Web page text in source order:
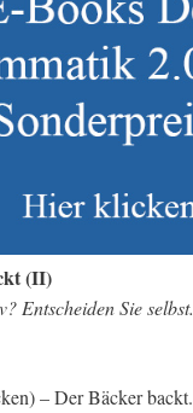
(II)
Entscheiden Sie selbst.
– Der Bäcker backt.